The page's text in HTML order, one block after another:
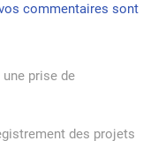
commentaires sont
prise de
des projets